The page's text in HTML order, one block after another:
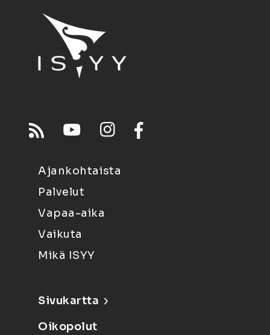
Ajankohtaista
Palvelut
Vapaa-aika
Vaikuta
Mikä ISYY
Sivukartta
Oikopolut